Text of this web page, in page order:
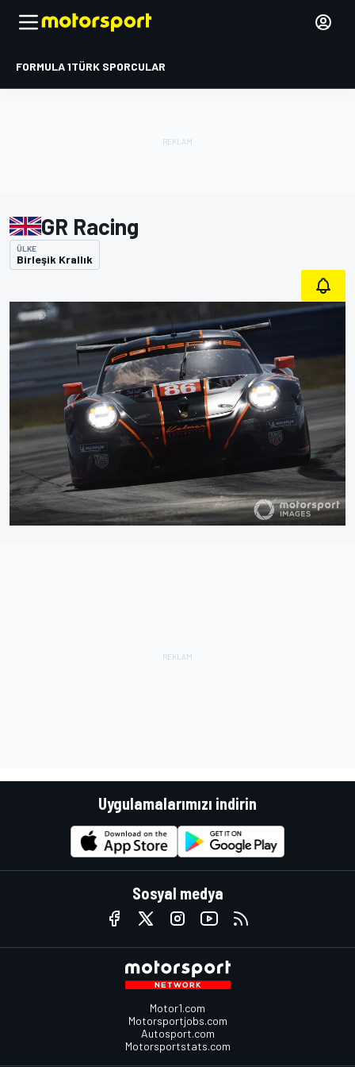
FORMULA 1TÜRK SPORCULAR
GR Racing
ÜLKE
Birleşik Krallık
Uygulamalarımızı indirin
Sosyal medya
Motor1.com
Motorsportjobs.com
Autosport.com
Motorsportstats.com